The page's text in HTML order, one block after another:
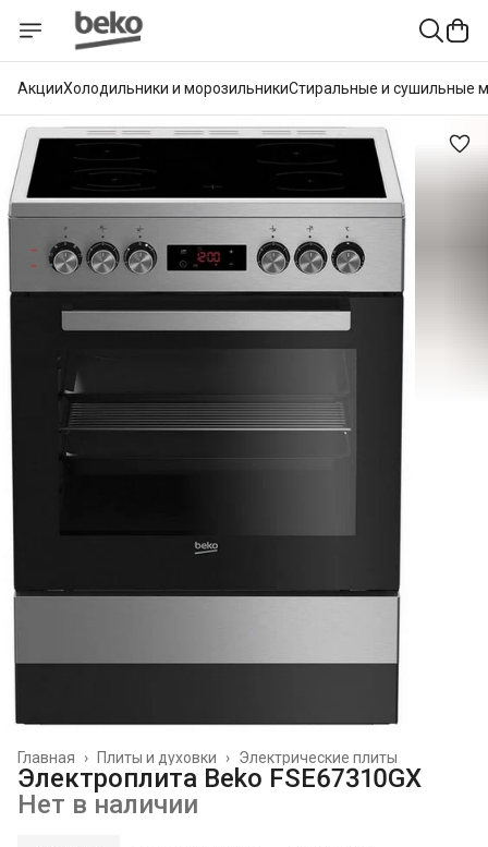
АкцииХолодильники и морозильникиСтиральные и сушильные
Электрические плиты
Плиты и духовки ›
Главная ›
Электроплита Beko FSE67310GX
Нет в наличии